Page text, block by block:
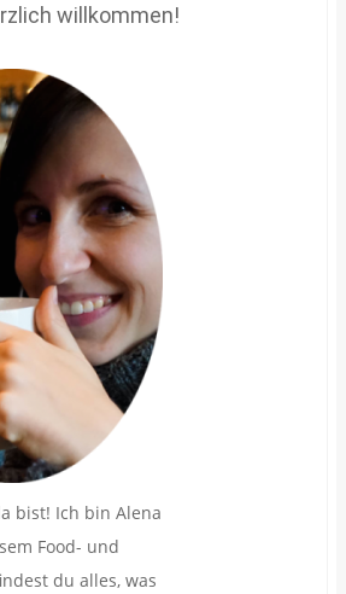
willkommen!
bist! Ich bin Alena
Food- und
du alles, was